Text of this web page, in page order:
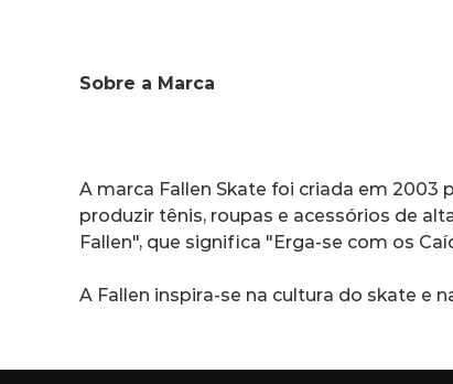
Sobre a Marca
A marca Fallen Skate foi criada em
produzir tênis, roupas e acessórios de
Fallen", que significa "Erga-se com os
A Fallen inspira-se na cultura do skate e